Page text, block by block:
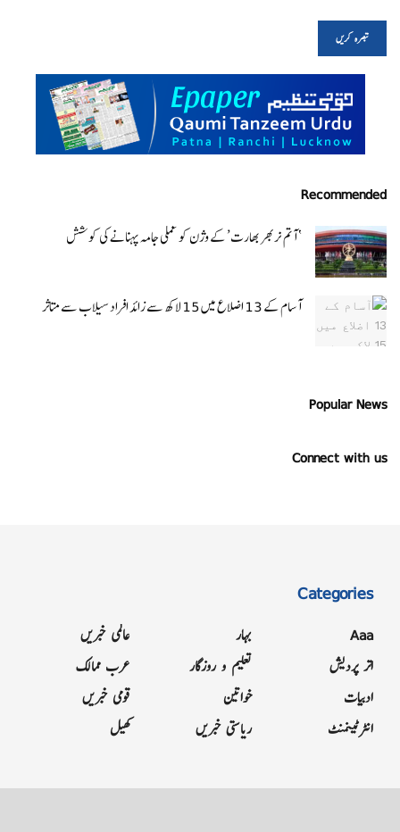
Recommended
‘ آتم نربھر بھارت’ کے وژن کو عملی جامہ پہنانے کی کوشش
آسام کے 13 اضلاع میں 15 لاکھ سے زائد افراد سیلاب سے متاثر
Popular News
Connect with us
Categories
Aaa
اتر پردیش
ادبیات
انٹرٹینمنٹ
بہار
تعلیم و روزگار
خواتین
ریاستی خبریں
عالمی خبریں
عرب ممالک
قومی خبریں
کھیل